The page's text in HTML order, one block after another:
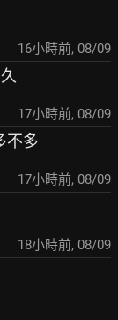
16小時前, 08/09
17小時前, 08/09
不多
17小時前, 08/09
18小時前, 08/09